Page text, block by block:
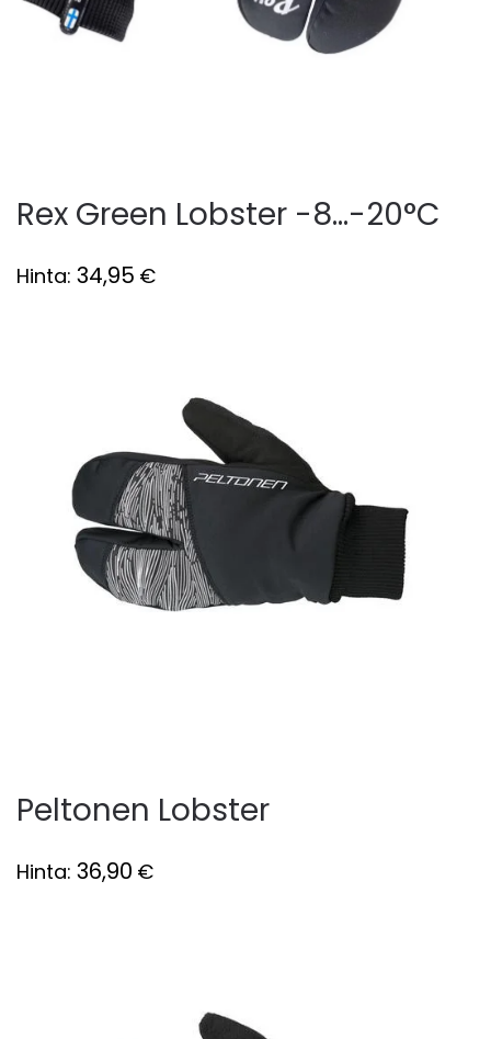
Rex Green Lobster -8...-20°C
Hinta: 34,95 €
Peltonen Lobster
Hinta: 36,90 €